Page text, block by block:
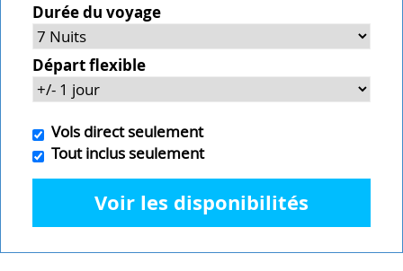
Durée du voyage
Départ flexible
Vols direct seulement
Tout inclus seulement
Voir les disponibilités